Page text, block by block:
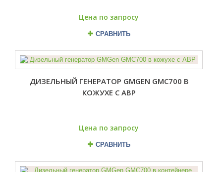
Цена по запросу
СРАВНИТЬ
ДИЗЕЛЬНЫЙ ГЕНЕРАТОР GMGEN GMC700 В
КОЖУХЕ С АВР
Цена по запросу
СРАВНИТЬ